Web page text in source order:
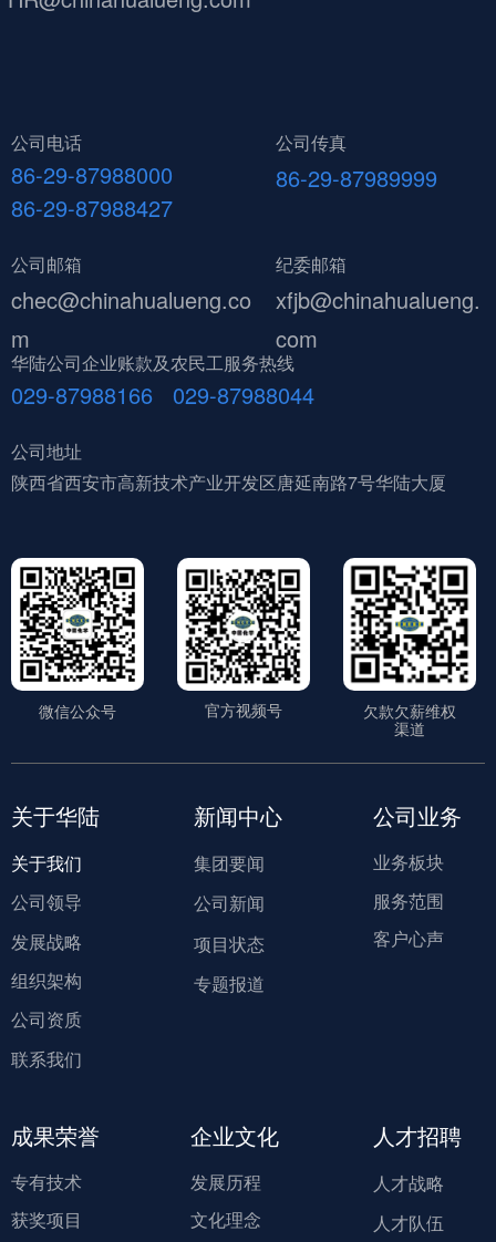
公司电话
86-29-87988000
86-29-87988427
公司邮箱
chec@chinahualueng.co
m
纪委邮箱
xfjb@chinahualueng.
com
公司地址
陕西省西安市高新技术产业开发区唐延南路7号华陆大厦
华陆公司企业账款及农民工服务热线
029-87988166 029-87988044
公司传真
86-29-87989999
欠款欠薪维权
渠道
微信公众号 官方视频号
关于华陆
关于我们
公司领导
发展战略
组织架构
公司资质
联系我们
新闻中心
集团要闻
公司新闻
项目状态
专题报道
公司业务
业务板块
服务范围
客户心声
成果荣誉
专有技术
获奖项目
企业文化
发展历程
文化理念
人才招聘
人才战略
人才队伍